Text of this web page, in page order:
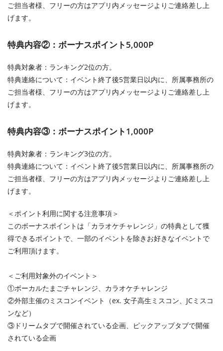
ご担当者様、フリーの方はアプリ内メッセージよりご連絡差し上
げます。
特典内容②：ボーナスポイント5,000P
特典対象者：ランキング2位の方。
特典連絡について：イベント終了後5営業日以内に、所属事務所の
ご担当者様、フリーの方はアプリ内メッセージよりご連絡差し上
げます。
特典内容③：ボーナスポイント1,000P
特典対象者：ランキング3位の方。
特典連絡について：イベント終了後5営業日以内に、所属事務所の
ご担当者様、フリーの方はアプリ内メッセージよりご連絡差し上
げます。
＜ポイント利用に関する注意事項＞
このボーナスポイントは「カラオケチャレンジ」の特典として獲
得できるポイントで、一部のイベントを除きお好きなイベントで
ご利用頂けます。
＜ご利用対象外のイベント＞
①ボーカルたまごチャレンジ、カラオケチャレンジ
②外部主催のミスコンイベント（ex. 女子高生ミスコン、JCミスコ
ンなど）
③ドリームタブで開催されている企画、ピックアップタブで開催
されている企画